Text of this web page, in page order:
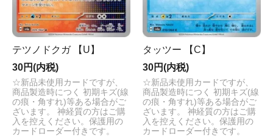
テツノドクガ 【U】
30円(内税)
☆新品未使用カードですが、
商品製造時につく 初期キズ(線
の痕・角すれ)等ある場合がご
ざいます。 神経質の方はご購
入を控えください。保護用の
カードローダー付きです。
タッツー 【C】
30円(内税)
☆新品未使用カードですが、
商品製造時につく 初期キズ(線
の痕・角すれ)等ある場合がご
ざいます。 神経質の方はご購
入を控えください。保護用の
カードローダー付きです。